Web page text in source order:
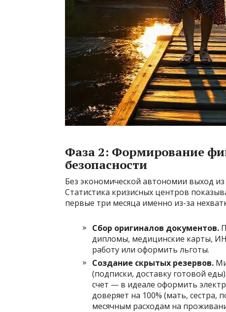
Фаза 2: Формирование
безопасности
Без экономической автономии выход
Статистика кризисных центров
первые три месяца именно из-за
Сбор оригиналов документов.
дипломы, медицинские карты,
работу или оформить льготы.
Создание скрытых резервов.
(подписки, доставку готовой
счет — в идеале оформить
доверяет на 100% (мать, сестра,
месячным расходам на